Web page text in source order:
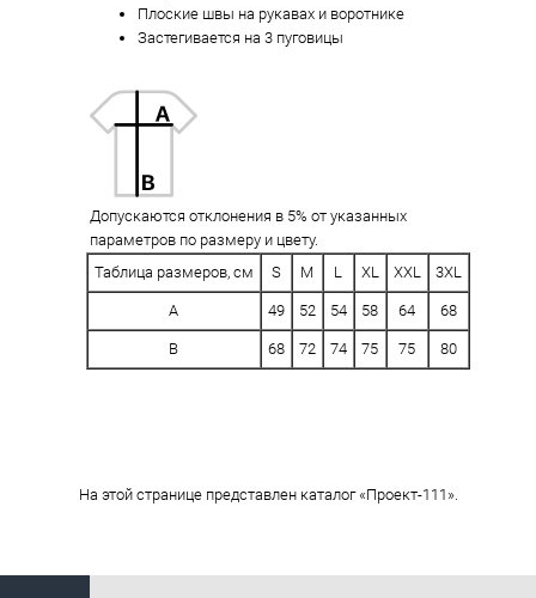
Плоские швы на рукавах и воротнике
Застегивается на 3 пуговицы
Допускаются отклонения в 5% от указанных
параметров по размеру и цвету.
Таблица размеров, см
S M L XL XXL 3XL
A 49 52 54 58 64 68
B 68 72 74 75 75 80
На этой странице представлен каталог «Проект-111».